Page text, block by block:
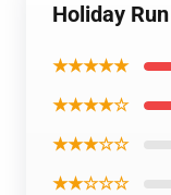
Holiday
★★★★★
★★★★☆
★★★☆☆
★★☆☆☆